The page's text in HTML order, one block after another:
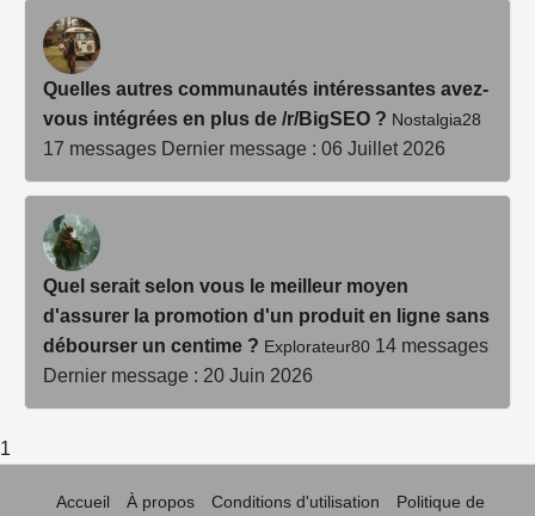
Quelles autres communautés intéressantes avez-
vous intégrées en plus de /r/BigSEO ? Nostalgia28
17 messages Dernier message : 06 Juillet 2026
Quel serait selon vous le meilleur moyen
d'assurer la promotion d'un produit en ligne sans
débourser un centime ? Explorateur80 14 messages
Dernier message : 20 Juin 2026
1
Accueil À propos Conditions d'utilisation
Politique de